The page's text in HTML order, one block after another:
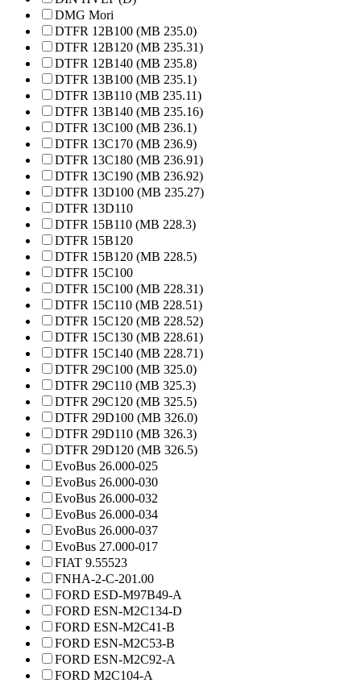
DMG Mori
DTFR 12B100 (MB 235.0)
DTFR 12B120 (MB 235.31)
DTFR 12B140 (MB 235.8)
DTFR 13B100 (MB 235.1)
DTFR 13B110 (MB 235.11)
DTFR 13B140 (MB 235.16)
DTFR 13C100 (MB 236.1)
DTFR 13C170 (MB 236.9)
DTFR 13C180 (MB 236.91)
DTFR 13C190 (MB 236.92)
DTFR 13D100 (MB 235.27)
DTFR 13D110
DTFR 15B110 (MB 228.3)
DTFR 15B120
DTFR 15B120 (MB 228.5)
DTFR 15C100
DTFR 15C100 (MB 228.31)
DTFR 15C110 (MB 228.51)
DTFR 15C120 (MB 228.52)
DTFR 15C130 (MB 228.61)
DTFR 15C140 (MB 228.71)
DTFR 29C100 (MB 325.0)
DTFR 29C110 (MB 325.3)
DTFR 29C120 (MB 325.5)
DTFR 29D100 (MB 326.0)
DTFR 29D110 (MB 326.3)
DTFR 29D120 (MB 326.5)
EvoBus 26.000-025
EvoBus 26.000-030
EvoBus 26.000-032
EvoBus 26.000-034
EvoBus 26.000-037
EvoBus 27.000-017
FIAT 9.55523
FNHA-2-C-201.00
FORD ESD-M97B49-A
FORD ESN-M2C134-D
FORD ESN-M2C41-B
FORD ESN-M2C53-B
FORD ESN-M2C92-A
FORD M2C104-A